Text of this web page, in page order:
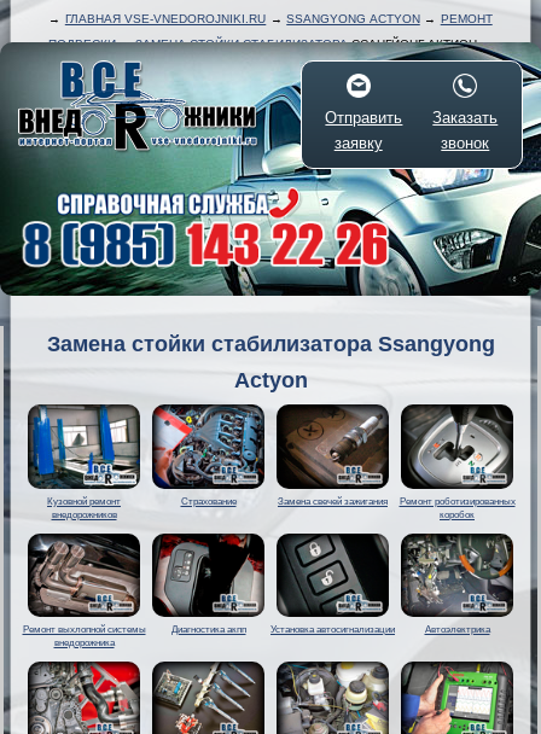
→ ГЛАВНАЯ VSE-VNEDOROJNIKI.RU →SSANGYONG ACTYON→ РЕМОНТ
ПОДВЕСКИ→ЗАМЕНА СТОЙКИ СТАБИЛИЗАТОРАССАНГЙОНГ АКТИОН
Отправить
заявку
Заказать
звонок
Замена стойки стабилизатора Ssangyong
Actyon
Кузовной ремонт
внедорожников
Страхование Замена свечей зажигания
Ремонт роботизированных
коробок
Ремонт выхлопной системы
внедорожника
Диагностика акпп Установка автосигнализации Автоэлектрика